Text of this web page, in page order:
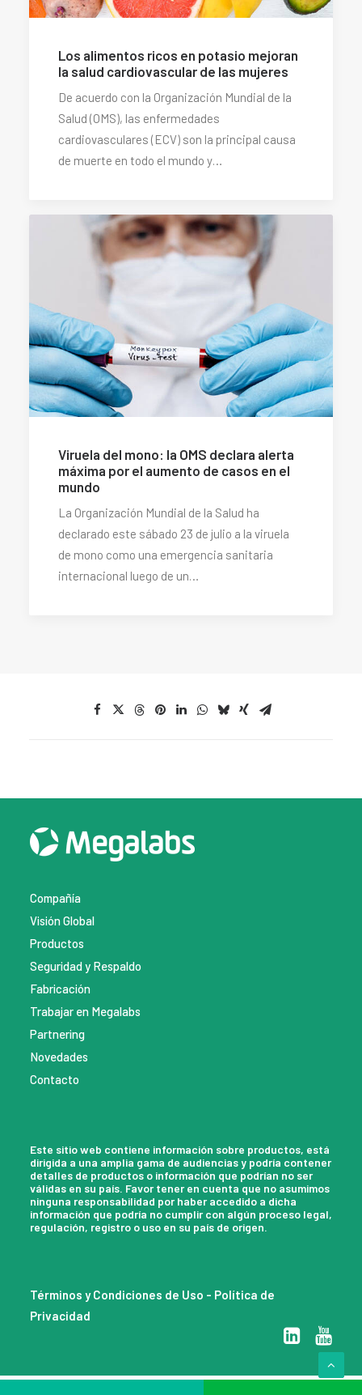
Los alimentos ricos en potasio mejoran
la salud cardiovascular de las mujeres
De acuerdo con la Organización Mundial de la
Salud (OMS), las enfermedades
cardiovasculares (ECV) son la principal causa
de muerte en todo el mundo y…
Viruela del mono: la OMS declara alerta
máxima por el aumento de casos en el
mundo
La Organización Mundial de la Salud ha
declarado este sábado 23 de julio a la viruela
de mono como una emergencia sanitaria
internacional luego de un…
Compañía
Visión Global
Productos
Seguridad y Respaldo
Fabricación
Trabajar en Megalabs
Partnering
Novedades
Contacto
Este sitio web contiene información sobre productos, está
dirigida a una amplia gama de audiencias y podría contener
detalles de productos o información que podrían no ser
válidas en su país. Favor tener en cuenta que no asumimos
ninguna responsabilidad por haber accedido a dicha
información que podría no cumplir con algún proceso legal,
regulación, registro o uso en su país de origen.
Términos y Condiciones de Uso - Política de
Privacidad